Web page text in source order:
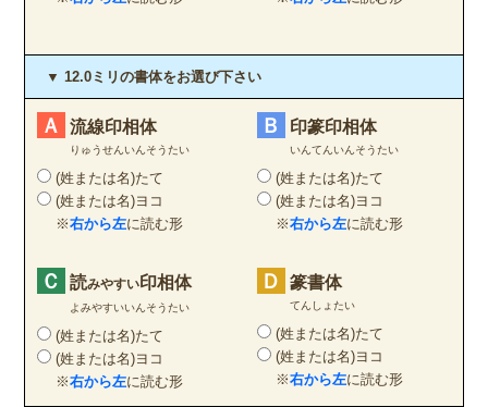
▼ 12.0ミリの書体をお選び下さい
Ａ 流線印相体
りゅうせんいんそうたい
(姓または名)たて
(姓または名)ヨコ
※右から左に読む形
Ｃ 読みやすい印相体
よみやすいいんそうたい
(姓または名)たて
(姓または名)ヨコ
※右から左に読む形
Ｂ 印篆印相体
いんてんいんそうたい
(姓または名)たて
(姓または名)ヨコ
※右から左に読む形
Ｄ 篆書体
てんしょたい
(姓または名)たて
(姓または名)ヨコ
※右から左に読む形